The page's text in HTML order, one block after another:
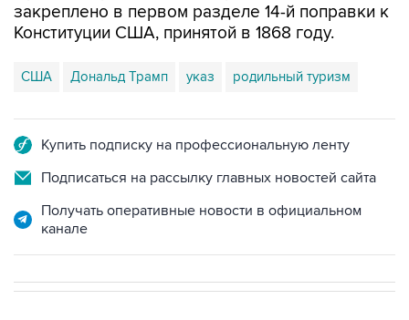
закреплено в первом разделе 14-й поправки к
Конституции США, принятой в 1868 году.
США Дональд Трамп указ родильный туризм
Купить подписку на профессиональную ленту
Подписаться на рассылку главных новостей сайта
Получать оперативные новости в официальном
канале